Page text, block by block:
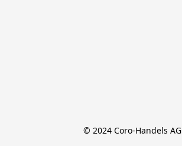
© 2024 Coro-Handels AG